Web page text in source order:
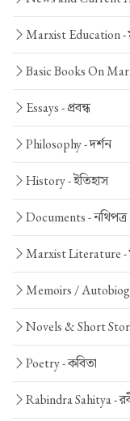
Marxist Education -
Basic Books On
Essays -প্রবন্ধ
Philosophy -দর্শন
History -ইতিহাস
Documents -নথিপত্র
Marxist Literature -
Memoirs /
Novels & Short
Poetry -কবিতা
Rabindra Sahitya -